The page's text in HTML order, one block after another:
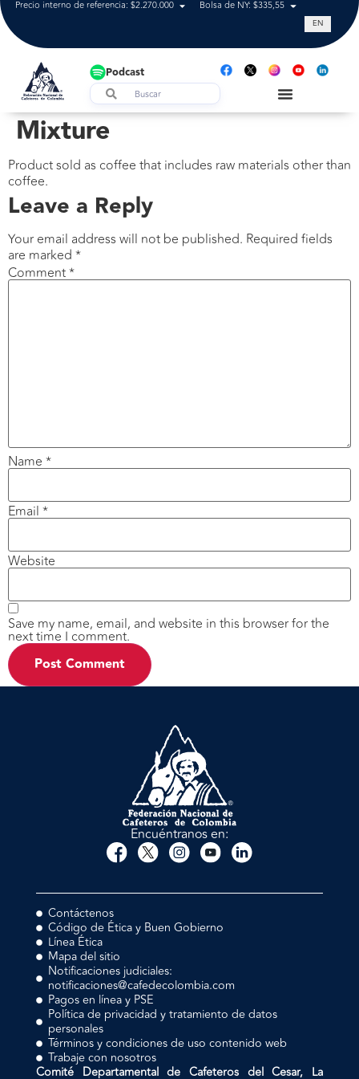
Precio interno de referencia: $2.270.000 Bolsa de NY: $335,55 Tasa de
EN
Podcast
Mixture
Product sold as coffee that includes raw materials other than
coffee.
Leave a Reply
Your email address will not be published. Required fields
are marked *
Comment*
Name *
Email *
Website
Save my name, email, and website in this browser for the
next time I comment.
Encuéntranos en:
Contáctenos
Código de Ética y Buen Gobierno
Línea Ética
Mapa del sitio
Notificaciones judiciales:
notificaciones@cafedecolombia.com
Pagos en línea y PSE
Política de privacidad y tratamiento de datos
personales
Términos y condiciones de uso contenido web
Trabaje con nosotros
Comité Departamental de Cafeteros del Cesar, La